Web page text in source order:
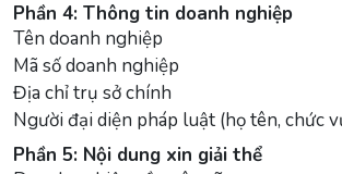
Phần 4: Thông tin doanh nghiệp
Tên doanh nghiệp
Mã số doanh nghiệp
Địa chỉ trụ sở chính
Người đại diện pháp luật (họ tên, chức
Phần 5: Nội dung xin giải thể